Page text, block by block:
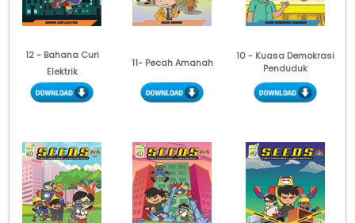
12 - Bahana Curi
Elektrik
11- Pecah Amanah
10 - Kuasa Demokrasi
Penduduk